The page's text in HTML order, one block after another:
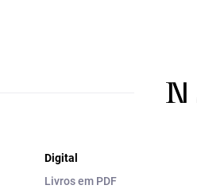
Digital
Livros em PDF